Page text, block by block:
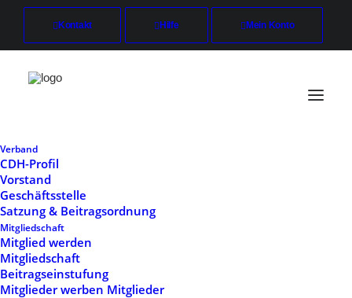
Kontakt Hilfe Mein Konto
Verband
CDH-Profil
Vorstand
Geschäftsstelle
Satzung & Beitragsordnung
Mitgliedschaft
Mitglied werden
Mitgliedschaft
Beitragseinstufung
Mitglieder werben Mitglieder
Mitgliedschaft
Start